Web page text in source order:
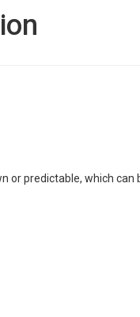
or predictable, which can